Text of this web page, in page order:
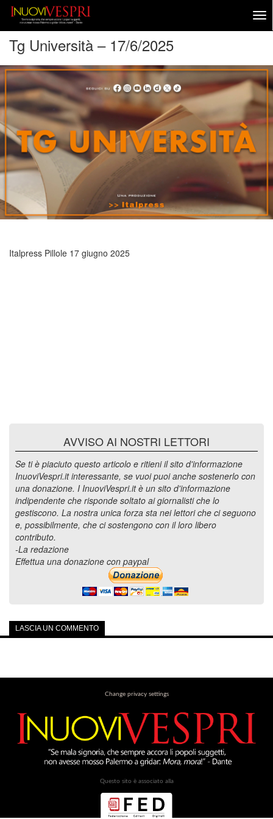
Tg Università – 17/6/2025
Italpress Pillole 17 giugno 2025
AVVISO AI NOSTRI LETTORI
Se ti è piaciuto questo articolo e ritieni il sito d'informazione
InuoviVespri.it interessante, se vuoi puoi anche sostenerlo con
una donazione. I InuoviVespri.it è un sito d'informazione
indipendente che risponde soltato ai giornalisti che lo
gestiscono. La nostra unica forza sta nei lettori che ci seguono
e, possibilmente, che ci sostengono con il loro libero
contributo.
-La redazione
Effettua una donazione con paypal
LASCIA UN COMMENTO
Change privacy settings
Questo sito è associato alla